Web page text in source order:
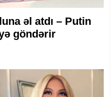
əl atdı – Putin
göndərir